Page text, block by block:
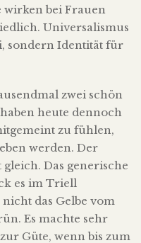
wirken bei Frauen
Universalismus
sondern Identität für
zwei schön
heute dennoch
zu fühlen,
werden. Der
Das generische
es im Triell
das Gelbe vom
Es machte sehr
Güte, wenn bis zum